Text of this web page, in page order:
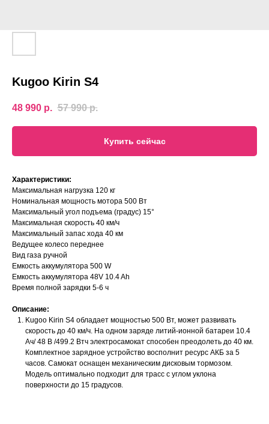
Kugoo Kirin S4
48 990 р. 57 990 р.
Купить сейчас
Характериcтики:
Максимальная нагрузка 120 кг
Номинальная мощность мотора 500 Вт
Максимальный угол подъема (градус) 15°
Максимальная скорость 40 км/ч
Максимальный запас хода 40 км
Ведущее колесо переднее
Вид газа ручной
Емкость аккумулятора 500 W
Емкость аккумулятора 48V 10.4 Ah
Время полной зарядки 5-6 ч
Описание:
Kugoo Kirin S4 обладает мощностью 500 Вт, может развивать
скорость до 40 км/ч. На одном заряде литий-ионной батареи 10.4
Ач/ 48 В /499.2 Втч электросамокат способен преодолеть до 40 км.
Комплектное зарядное устройство восполнит ресурс АКБ за 5
часов. Самокат оснащен механическим дисковым тормозом.
Модель оптимально подходит для трасс с углом уклона
поверхности до 15 градусов.